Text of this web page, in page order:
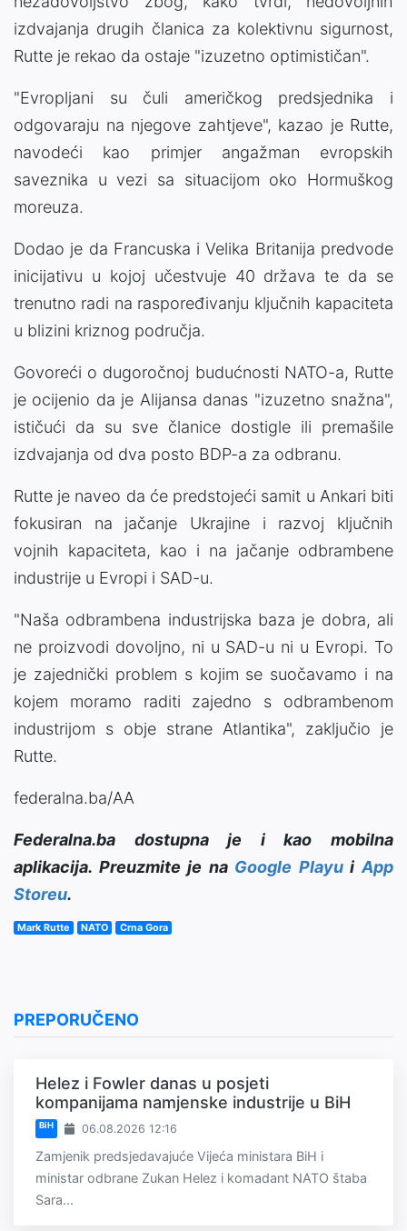
izdvajanja drugih članica za kolektivnu sigurnost,
Rutte je rekao da ostaje "izuzetno optimističan".
"Evropljani su čuli američkog predsjednika i
odgovaraju na njegove zahtjeve", kazao je Rutte,
navodeći kao primjer angažman evropskih
saveznika u vezi sa situacijom oko Hormuškog
moreuza.
Dodao je da Francuska i Velika Britanija predvode
inicijativu u kojoj učestvuje 40 država te da se
trenutno radi na raspoređivanju ključnih kapaciteta
u blizini kriznog područja.
Govoreći o dugoročnoj budućnosti NATO-a, Rutte
je ocijenio da je Alijansa danas "izuzetno snažna",
ističući da su sve članice dostigle ili premašile
izdvajanja od dva posto BDP-a za odbranu.
Rutte je naveo da će predstojeći samit u Ankari biti
fokusiran na jačanje Ukrajine i razvoj ključnih
vojnih kapaciteta, kao i na jačanje odbrambene
industrije u Evropi i SAD-u.
"Naša odbrambena industrijska baza je dobra, ali
ne proizvodi dovoljno, ni u SAD-u ni u Evropi. To
je zajednički problem s kojim se suočavamo i na
kojem moramo raditi zajedno s odbrambenom
industrijom s obje strane Atlantika", zaključio je
Rutte.
federalna.ba/AA
Federalna.ba dostupna je i kao mobilna
aplikacija. Preuzmite je na Google PlayuiApp
Storeu.
Mark Rutte NATO Crna Gora
PREPORUČENO
Helez i Fowler danas u posjeti
kompanijama namjenske industrije u BiH
BiH 06.08.2026 12:16
Zamjenik predsjedavajuće Vijeća ministara BiH i
ministar odbrane Zukan Helez i komadant NATO štaba
Sara...